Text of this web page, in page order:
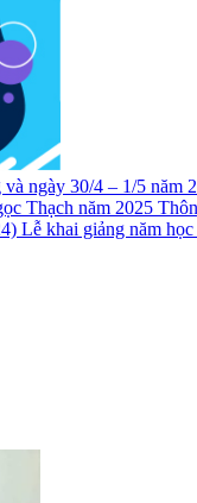
ngày 30/4 – 1/5 năm
Thạch năm 2025
Lễ khai giảng năm